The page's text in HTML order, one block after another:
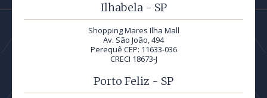
Ilhabela - SP
Shopping Mares Ilha Mall
Av. São João, 494
Perequê CEP: 11633-036
CRECI 18673-J
Porto Feliz - SP